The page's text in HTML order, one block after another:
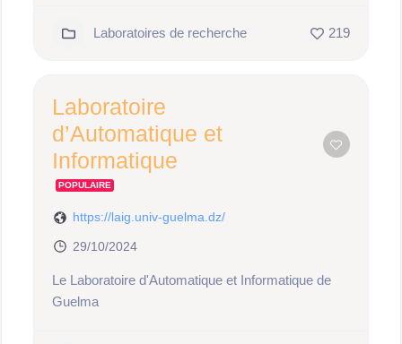
Laboratoires de recherche 219
Laboratoire
d’Automatique et
Informatique
POPULAIRE
https://laig.univ-guelma.dz/
29/10/2024
Le Laboratoire d'Automatique et Informatique de
Guelma